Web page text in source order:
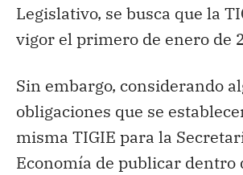
Legislativo, se busca que la
vigor el primero de enero de
Sin embargo, considerando
obligaciones que se
misma TIGIE para la
Economía de publicar dentro